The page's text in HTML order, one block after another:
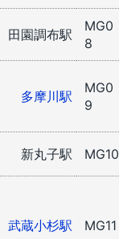
田園調布駅
MG0
8
多摩川駅
MG0
9
新丸子駅 MG10
武蔵小杉駅 MG11